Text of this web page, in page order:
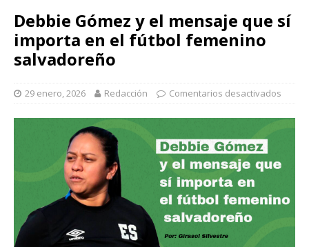
Debbie Gómez y el mensaje que sí
importa en el fútbol femenino
salvadoreño
29 enero, 2026 Redacción Comentarios desactivados